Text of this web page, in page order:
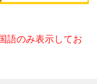
語のみ表示してお